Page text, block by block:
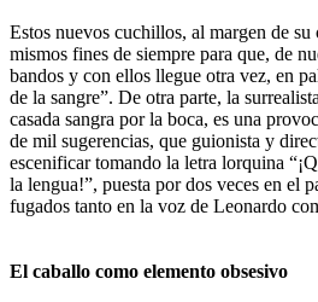
Estos nuevos cuchillos, al margen de
mismos fines de siempre para que, de
bandos y con ellos llegue otra vez, en
de la sangre”. De otra parte, la
casada sangra por la boca, es una
de mil sugerencias, que guionista y
escenificar tomando la letra lorquina
la lengua!”, puesta por dos veces en el
fugados tanto en la voz de Leonardo
El caballo como elemento obsesivo